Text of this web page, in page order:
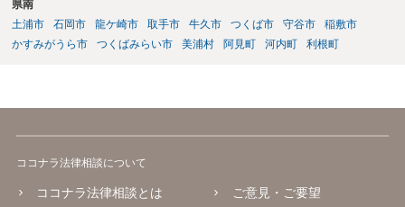
県南
土浦市
石岡市 龍ケ崎市 取手市 牛久市 つくば市 守谷市
稲敷市
かすみがうら市
つくばみらい市 美浦村 阿見町 河内町 利根町
ココナラ法律相談について
ココナラ法律相談とは
ご意見・ご要望